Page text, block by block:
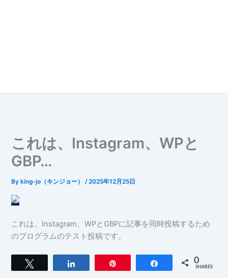
これは、Instagram、WPと
GBP…
By king-jo（キンジョー）/2025年12月25日
これは、Instagram、WPとGBPに記事を同時投稿するため
のプログラムのテスト投稿です。
Share 0
SHARES